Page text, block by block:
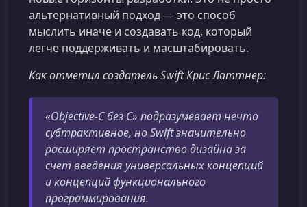
альтернативный подход — это способ
мыслить иначе и создавать код, который
легче поддерживать и масштабировать.
Как отметил создатель Swift Крис Латтнер:
«Objective-C без C» подразумевает нечто
субтрактивное, но Swift значительно
расширяет пространство дизайна за
счет введения универсальных концепций
и концепций функционального
программирования.